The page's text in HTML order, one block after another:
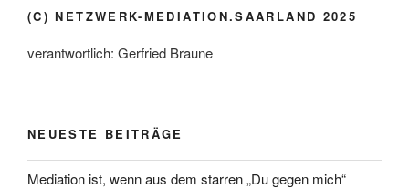
(C) NETZWERK-MEDIATION.SAARLAND 2025
verantwortlich: Gerfried Braune
NEUESTE BEITRÄGE
Mediation ist, wenn aus dem starren „Du gegen mich“